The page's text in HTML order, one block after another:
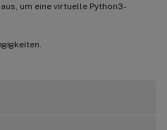
um eine virtuelle Python3-